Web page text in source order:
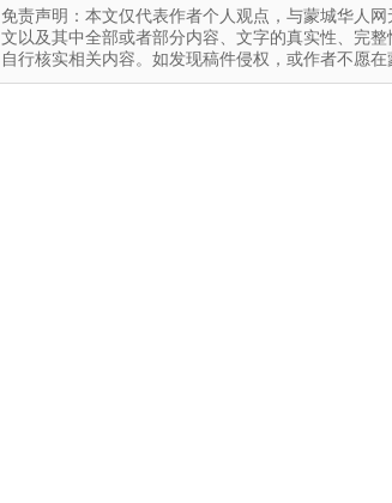
免责声明：本文仅代表作者个人观点，与蒙城华人
文以及其中全部或者部分内容、文字的真实性、完
自行核实相关内容。如发现稿件侵权，或作者不愿